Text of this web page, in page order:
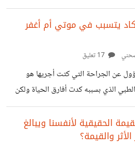
نصرفها أو نبتعد عنها حتى تعود مسرعة
الشديد نحن لسنا بارعين في السيطرة على
فيه نشاط التفكير فنجعل العقل يركز
حيث نريد ويتهاون ويترك ما لا نريد. هذه من أبشع ما أعاني منه
عن صرف العقل عن التفكير فيما
يتسبب في موتي أم أغفر
عن الجراحة التي كتت أجريها هو
الذي بسببه كدت أفارق الحياة ولكن
لم ينتهي انتهى الأمر بغيبوبة استمرت
ثلاثة أشهر مع مضاعفات صحية ستظل فترة معي. هذا بالإضافة
ويعلم الله حجم الخسائر وكم سيكلفني
الحقيقية لأنفسنا ويبالغ
والقيمة؟